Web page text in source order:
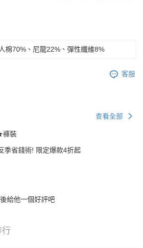
人棉70%、尼龍22%、彈性纖維8%
客服
查看全部
褲裝
季省錢術! 限定爆款4折起
給他一個好評吧
行